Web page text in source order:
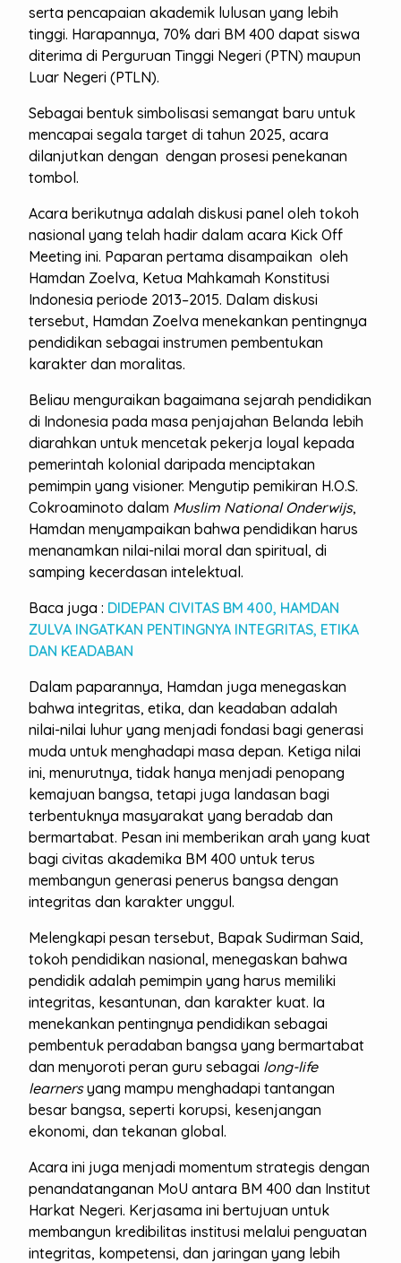
serta pencapaian akademik lulusan yang lebih
tinggi. Harapannya, 70% dari BM 400 dapat siswa
diterima di Perguruan Tinggi Negeri (PTN) maupun
Luar Negeri (PTLN).
Sebagai bentuk simbolisasi semangat baru untuk
mencapai segala target di tahun 2025, acara
dilanjutkan dengan dengan prosesi penekanan
tombol.
Acara berikutnya adalah diskusi panel oleh tokoh
nasional yang telah hadir dalam acara Kick Off
Meeting ini. Paparan pertama disampaikan oleh
Hamdan Zoelva, Ketua Mahkamah Konstitusi
Indonesia periode 2013–2015. Dalam diskusi
tersebut, Hamdan Zoelva menekankan pentingnya
pendidikan sebagai instrumen pembentukan
karakter dan moralitas.
Beliau menguraikan bagaimana sejarah pendidikan
di Indonesia pada masa penjajahan Belanda lebih
diarahkan untuk mencetak pekerja loyal kepada
pemerintah kolonial daripada menciptakan
pemimpin yang visioner. Mengutip pemikiran H.O.S.
Cokroaminoto dalam Muslim National Onderwijs,
Hamdan menyampaikan bahwa pendidikan harus
menanamkan nilai-nilai moral dan spiritual, di
samping kecerdasan intelektual.
Baca juga : DIDEPAN CIVITAS BM 400, HAMDAN
ZULVA INGATKAN PENTINGNYA INTEGRITAS, ETIKA
DAN KEADABAN
Dalam paparannya, Hamdan juga menegaskan
bahwa integritas, etika, dan keadaban adalah
nilai-nilai luhur yang menjadi fondasi bagi generasi
muda untuk menghadapi masa depan. Ketiga nilai
ini, menurutnya, tidak hanya menjadi penopang
kemajuan bangsa, tetapi juga landasan bagi
terbentuknya masyarakat yang beradab dan
bermartabat. Pesan ini memberikan arah yang kuat
bagi civitas akademika BM 400 untuk terus
membangun generasi penerus bangsa dengan
integritas dan karakter unggul.
Melengkapi pesan tersebut, Bapak Sudirman Said,
tokoh pendidikan nasional, menegaskan bahwa
pendidik adalah pemimpin yang harus memiliki
integritas, kesantunan, dan karakter kuat. Ia
menekankan pentingnya pendidikan sebagai
pembentuk peradaban bangsa yang bermartabat
dan menyoroti peran guru sebagai long-life
learnersyang mampu menghadapi tantangan
besar bangsa, seperti korupsi, kesenjangan
ekonomi, dan tekanan global.
Acara ini juga menjadi momentum strategis dengan
penandatanganan MoU antara BM 400 dan Institut
Harkat Negeri. Kerjasama ini bertujuan untuk
membangun kredibilitas institusi melalui penguatan
integritas, kompetensi, dan jaringan yang lebih